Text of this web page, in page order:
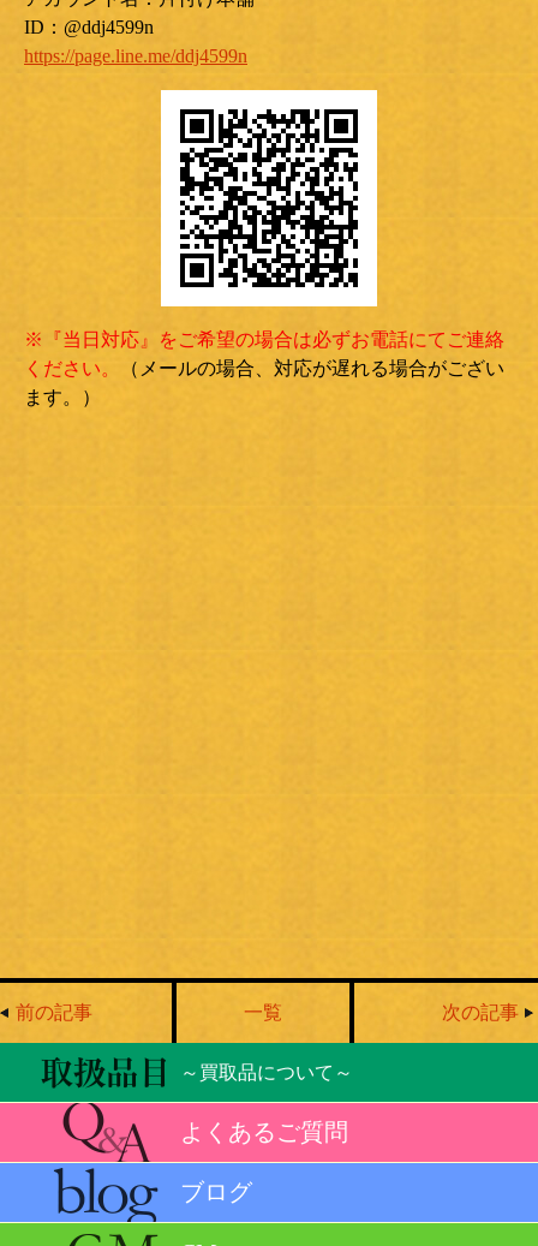
ID：@ddj4599n
https://page.line.me/ddj4599n
※『当日対応』をご希望の場合は必ずお電話にてご連絡
ください。
（メールの場合、対応が遅れる場合がござい
ます。）
前の記事 一覧 次の記事
～買取品について～
よくあるご質問
ブログ